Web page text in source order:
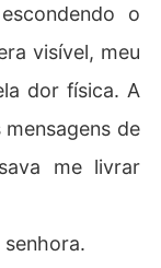
o
visível, meu
dor física. A
de
me livrar